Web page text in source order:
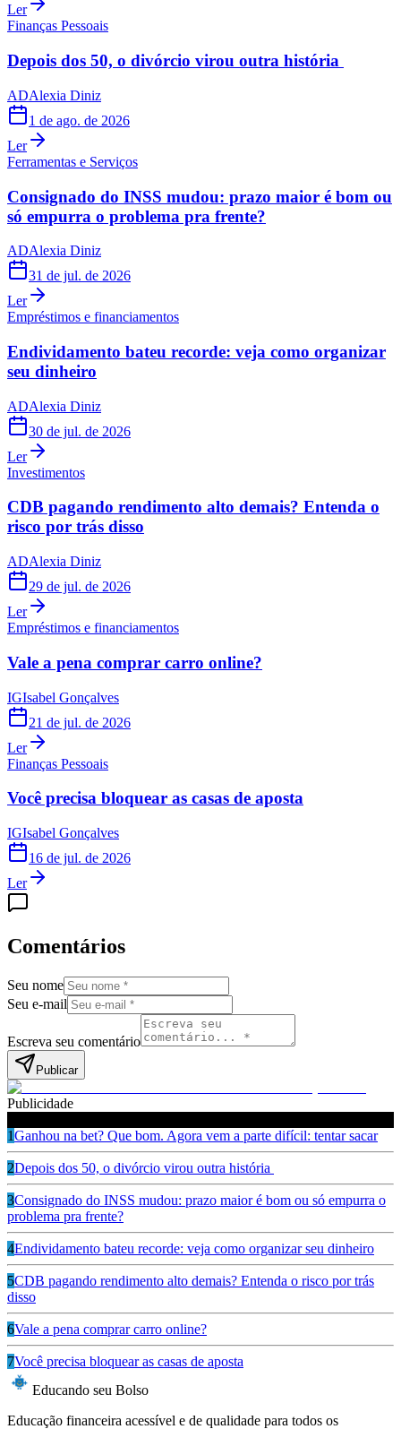
Ler
Finanças Pessoais
Depois dos 50, o divórcio virou outra história
ADAlexia Diniz
1 de ago. de 2026
Ler
Ferramentas e Serviços
Consignado do INSS mudou: prazo maior é bom ou
só empurra o problema pra frente?
ADAlexia Diniz
31 de jul. de 2026
Ler
Empréstimos e financiamentos
Endividamento bateu recorde: veja como organizar
seu dinheiro
ADAlexia Diniz
30 de jul. de 2026
Ler
Investimentos
CDB pagando rendimento alto demais? Entenda o
risco por trás disso
ADAlexia Diniz
29 de jul. de 2026
Ler
Empréstimos e financiamentos
Vale a pena comprar carro online?
IGIsabel Gonçalves
21 de jul. de 2026
Ler
Finanças Pessoais
Você precisa bloquear as casas de aposta
IGIsabel Gonçalves
16 de jul. de 2026
Ler
Comentários
Seu nome
Seu e-mail
Escreva seu comentário
Publicar
Publicidade
1Ganhou na bet? Que bom. Agora vem a parte difícil: tentar sacar
2Depois dos 50, o divórcio virou outra história
3Consignado do INSS mudou: prazo maior é bom ou só empurra o
problema pra frente?
4Endividamento bateu recorde: veja como organizar seu dinheiro
5CDB pagando rendimento alto demais? Entenda o risco por trás
disso
6Vale a pena comprar carro online?
7Você precisa bloquear as casas de aposta
Educando seu Bolso
Educação financeira acessível e de qualidade para todos os